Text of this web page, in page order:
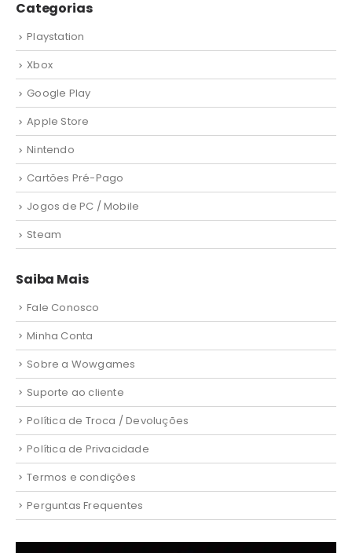
Categorias
Playstation
Xbox
Google Play
Apple Store
Nintendo
Cartões Pré-Pago
Jogos de PC / Mobile
Steam
Saiba Mais
Fale Conosco
Minha Conta
Sobre a Wowgames
Suporte ao cliente
Política de Troca / Devoluções
Política de Privacidade
Termos e condições
Perguntas Frequentes